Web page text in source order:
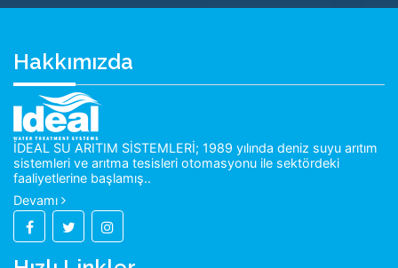
Hakkımızda
İDEAL SU ARITIM SİSTEMLERİ; 1989 yılında deniz suyu arıtım
sistemleri ve arıtma tesisleri otomasyonu ile sektördeki
faaliyetlerine başlamış..
Devamı